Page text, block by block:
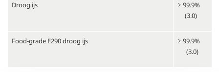
Droog ijs
≥ 99.9%
(3.0)
Food-grade E290 droog ijs
≥ 99.9%
(3.0)